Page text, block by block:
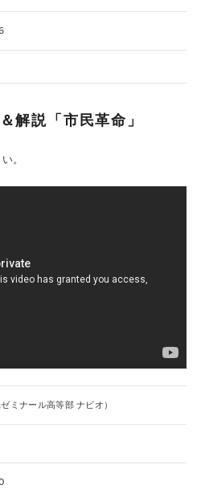
解説「市民革命」
。
ミナール高等部 ナビオ）